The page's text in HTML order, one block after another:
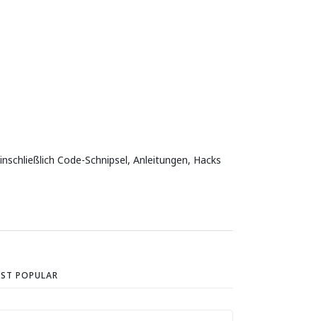
Code-Schnipsel, Anleitungen, Hacks
POPULAR